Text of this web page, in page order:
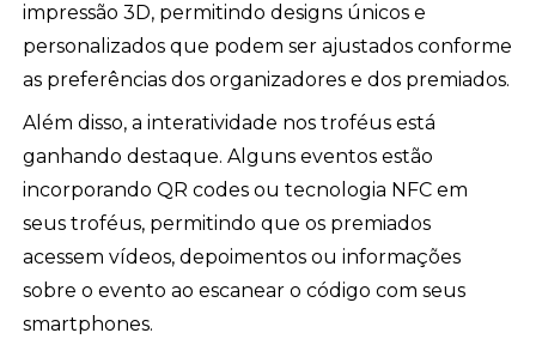
impressão 3D, permitindo designs únicos e
personalizados que podem ser ajustados conforme
as preferências dos organizadores e dos premiados.
Além disso, a interatividade nos troféus está
ganhando destaque. Alguns eventos estão
incorporando QR codes ou tecnologia NFC em
seus troféus, permitindo que os premiados
acessem vídeos, depoimentos ou informações
sobre o evento ao escanear o código com seus
smartphones.